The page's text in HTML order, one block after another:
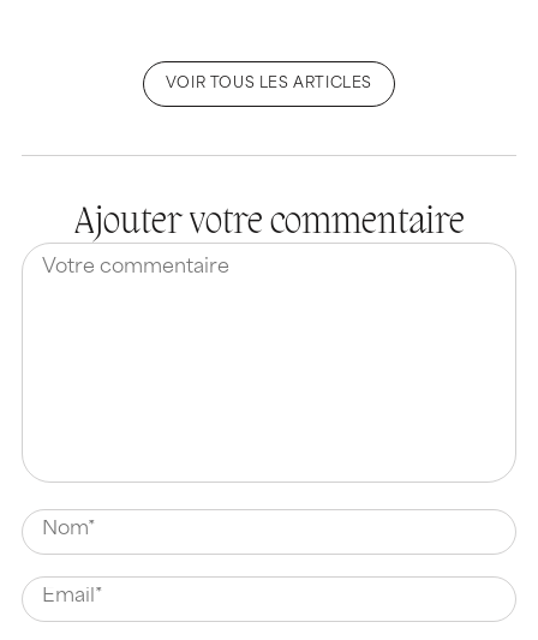
VOIR TOUS LES ARTICLES
Ajouter votre commentaire